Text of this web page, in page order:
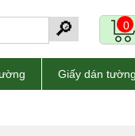
🔎 0
Giấy dán tường